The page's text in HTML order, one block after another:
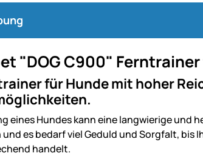
"DOG C900"
für Hunde mit hoher
eines Hundes kann eine langwierige und
es bedarf viel Geduld und Sorgfalt,
handelt.